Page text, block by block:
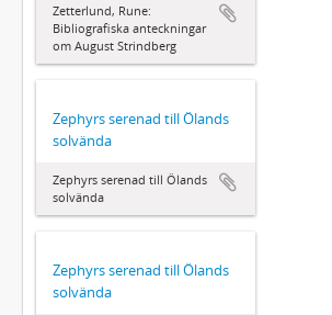
Zetterlund, Rune:
Bibliografiska anteckningar
om August Strindberg
Zephyrs serenad till Ölands
solvända
Zephyrs serenad till Ölands
solvända
Zephyrs serenad till Ölands
solvända